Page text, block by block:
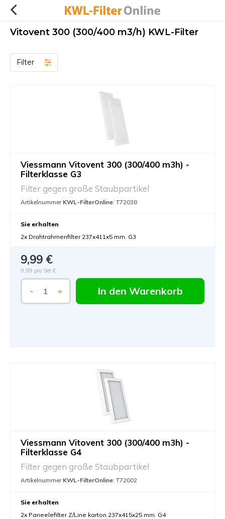
Vitovent 300 (300/400 m3/h) KWL-Filter
Filter
Viessmann Vitovent 300 (300/400 m3h) -
Filterklasse G3
Filter gegen große Staubpartikel
Artikelnummer KWL-FilterOnline: T72038
Sie erhalten
2x Drahtrahmenfilter 237x411x5 mm. G3
9,99 €
9,99 pro Set €
- + In den Warenkorb
Viessmann Vitovent 300 (300/400 m3h) -
Filterklasse G4
Filter gegen große Staubpartikel
Artikelnummer KWL-FilterOnline: T72002
Sie erhalten
2x Paneelefilter Z/Line karton 237x415x25 mm. G4